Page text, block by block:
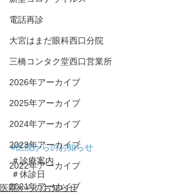
電話再診
大宮はまだ眼科西口分院
三橋コンタク堂西口営業所
2026年アーカイブ
2025年アーカイブ
2024年アーカイブ
2023年アーカイブ
2022年アーカイブ
2021年アーカイブ
#医院からのお知らせ
＃診療案内
＃休診日
医院からのお知らせ